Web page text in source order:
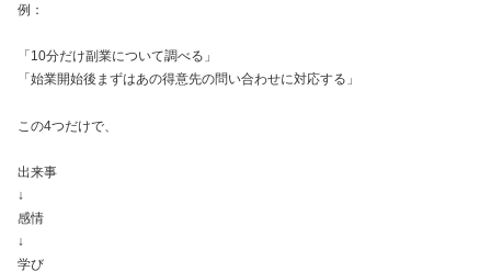
例：
「10分だけ副業について調べる」
「始業開始後まずはあの得意先の問い合わせに対応する」
この4つだけで、
出来事
↓
感情
↓
学び